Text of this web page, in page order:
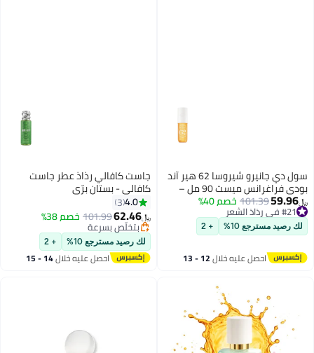
سول دي جانيرو شيروسا 62 هير آند
بودي فراغرانس ميست 90 مل –
بخاخ عطر للشعر والجسم برائحة
الفستق والكراميل المملح
﷼‏59.96
101.39خصم 40%
#21 في رذاذ الشعر
#21 في رذاذ الشعر
لك رصيد مسترجع 10% + 2
احصل عليه خلال 12 - 13
جاست كافالي رذاذ عطر جاست
كافالي - بستان برّي
4.0
3
﷼‏62.46
101.99خصم 38%
بتخلّص بسرعة
بتخلّص بسرعة
لك رصيد مسترجع 10% + 2
احصل عليه خلال 14 - 15